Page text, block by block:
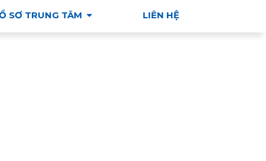
SƠ TRUNG TÂM LIÊN HỆ